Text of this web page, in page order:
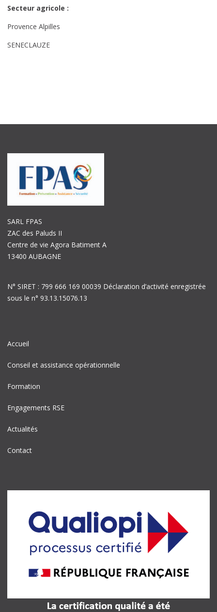
Secteur agricole :
Provence Alpilles
SENECLAUZE
SARL FPAS
ZAC des Paluds II
Centre de vie Agora Batiment A
13400 AUBAGNE
N° SIRET : 799 666 169 00039 Déclaration d’activité enregistrée
sous le n° 93.13.15076.13
Accueil
Conseil et assistance opérationnelle
Formation
Engagements RSE
Actualités
Contact